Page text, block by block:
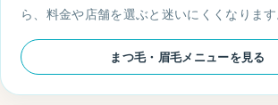
ら、料金や店舗を選ぶと迷いにくくなります
まつ毛・眉毛メニューを見る